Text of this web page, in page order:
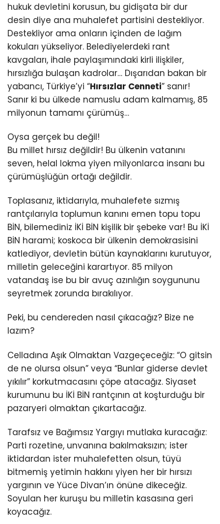
hukuk devletini korusun, bu gidişata bir dur
desin diye ana muhalefet partisini destekliyor.
Destekliyor ama onların içinden de lağım
kokuları yükseliyor. Belediyelerdeki rant
kavgaları, ihale paylaşımındaki kirli ilişkiler,
hırsızlığa bulaşan kadrolar… Dışarıdan bakan bir
yabancı, Türkiye’yi “Hırsızlar Cenneti” sanır!
Sanır ki bu ülkede namuslu adam kalmamış, 85
milyonun tamamı çürümüş…
Oysa gerçek bu değil!
Bu millet hırsız değildir! Bu ülkenin vatanını
seven, helal lokma yiyen milyonlarca insanı bu
çürümüşlüğün ortağı değildir.
Toplasanız, iktidarıyla, muhalefete sızmış
rantçılarıyla toplumun kanını emen topu topu
BİN, bilemediniz İKİ BİN kişilik bir şebeke var! Bu İKİ
BİN harami; koskoca bir ülkenin demokrasisini
katlediyor, devletin bütün kaynaklarını kurutuyor,
milletin geleceğini karartıyor. 85 milyon
vatandaş ise bu bir avuç azınlığın soygununu
seyretmek zorunda bırakılıyor.
Peki, bu cendereden nasıl çıkacağız? Bize ne
lazım?
Celladına Aşık Olmaktan Vazgeçeceğiz: “O gitsin
de ne olursa olsun” veya “Bunlar giderse devlet
yıkılır” korkutmacasını çöpe atacağız. Siyaset
kurumunu bu İKİ BİN rantçının at koşturduğu bir
pazaryeri olmaktan çıkartacağız.
Tarafsız ve Bağımsız Yargıyı mutlaka kuracağız:
Parti rozetine, unvanına bakılmaksızın; ister
iktidardan ister muhalefetten olsun, tüyü
bitmemiş yetimin hakkını yiyen her bir hırsızı
yargının ve Yüce Divan’ın önüne dikeceğiz.
Soyulan her kuruşu bu milletin kasasına geri
koyacağız.